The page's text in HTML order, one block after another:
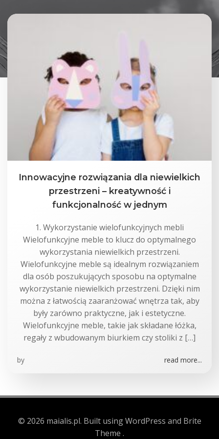
Innowacyjne rozwiązania dla niewielkich
przestrzeni – kreatywność i
funkcjonalność w jednym
1. Wykorzystanie wielofunkcyjnych mebli
Wielofunkcyjne meble to klucz do optymalnego
wykorzystania niewielkich przestrzeni.
Wielofunkcyjne meble są idealnym rozwiązaniem
dla osób poszukujących sposobu na optymalne
wykorzystanie niewielkich przestrzeni. Dzięki nim
można z łatwością zaaranżować wnętrza tak, aby
były zarówno praktyczne, jak i estetyczne.
Wielofunkcyjne meble, takie jak składane łóżka,
regały z wbudowanym biurkiem czy stoliki z […]
by read more...
© 2026 maialis.pl. Built using WordPress and Brite
Theme .